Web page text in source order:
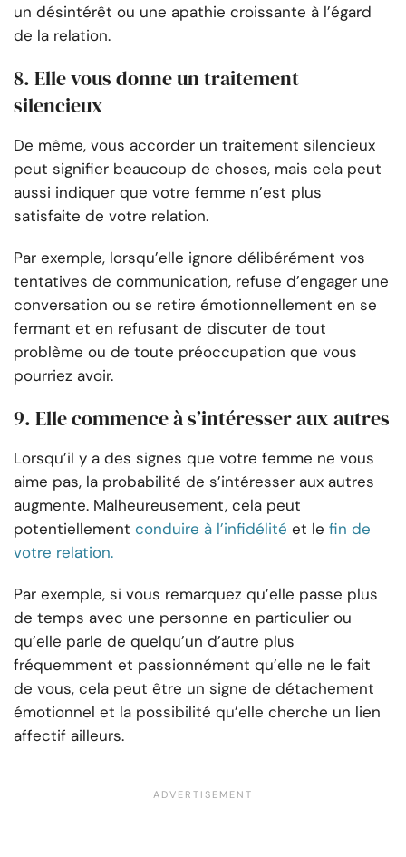
un désintérêt ou une apathie croissante à l’égard
de la relation.
8. Elle vous donne un traitement
silencieux
De même, vous accorder un traitement silencieux
peut signifier beaucoup de choses, mais cela peut
aussi indiquer que votre femme n’est plus
satisfaite de votre relation.
Par exemple, lorsqu’elle ignore délibérément vos
tentatives de communication, refuse d’engager une
conversation ou se retire émotionnellement en se
fermant et en refusant de discuter de tout
problème ou de toute préoccupation que vous
pourriez avoir.
9. Elle commence à s’intéresser aux autres
Lorsqu’il y a des signes que votre femme ne vous
aime pas, la probabilité de s’intéresser aux autres
augmente. Malheureusement, cela peut
potentiellement conduire à l’infidélité et le fin de
votre relation.
Par exemple, si vous remarquez qu’elle passe plus
de temps avec une personne en particulier ou
qu’elle parle de quelqu’un d’autre plus
fréquemment et passionnément qu’elle ne le fait
de vous, cela peut être un signe de détachement
émotionnel et la possibilité qu’elle cherche un lien
affectif ailleurs.